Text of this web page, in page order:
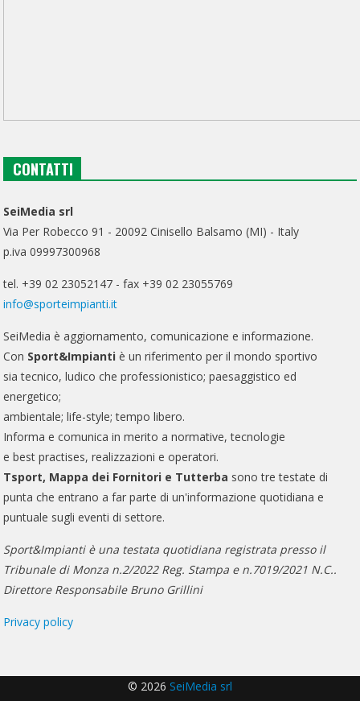
CONTATTI
SeiMedia srl
Via Per Robecco 91 - 20092 Cinisello Balsamo (MI) - Italy
p.iva 09997300968
tel. +39 02 23052147 - fax +39 02 23055769
info@sporteimpianti.it
SeiMedia è aggiornamento, comunicazione e informazione.
Con Sport&Impianti è un riferimento per il mondo sportivo
sia tecnico, ludico che professionistico; paesaggistico ed
energetico;
ambientale; life-style; tempo libero.
Informa e comunica in merito a normative, tecnologie
e best practises, realizzazioni e operatori.
Tsport, Mappa dei Fornitori e Tutterba sono tre testate di
punta che entrano a far parte di un'informazione quotidiana e
puntuale sugli eventi di settore.
Sport&Impianti è una testata quotidiana registrata presso il
Tribunale di Monza n.2/2022 Reg. Stampa e n.7019/2021 N.C..
Direttore Responsabile Bruno Grillini
Privacy policy
© 2026 SeiMedia srl